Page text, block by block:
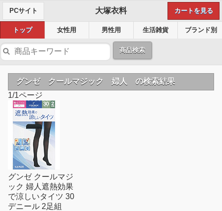
PCサイト 大塚衣料 カートを見る
トップ 女性用 男性用 生活雑貨 ブランド別
商品検索
グンゼ クールマジック 婦人 の検索結果
1/1ページ
グンゼ クールマジ
ック 婦人遮熱効果
で涼しいタイツ 30
デニール 2足組